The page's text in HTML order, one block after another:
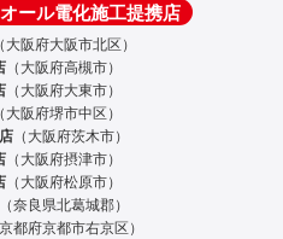
ール電化施工提携店
（大阪府大阪市北区）
（大阪府高槻市）
（大阪府大東市）
（大阪府堺市中区）
（大阪府茨木市）
（大阪府摂津市）
（大阪府松原市）
（奈良県北葛城郡）
京都府京都市右京区）